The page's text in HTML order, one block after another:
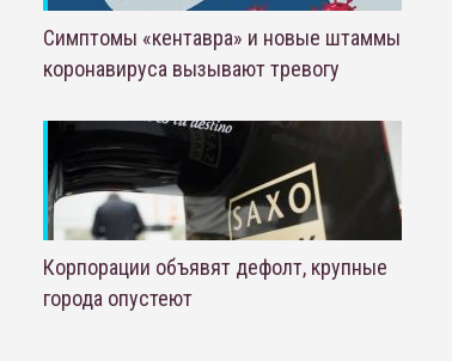
Симптомы «кентавра» и новые штаммы
коронавируса вызывают тревогу
Корпорации объявят дефолт, крупные
города опустеют